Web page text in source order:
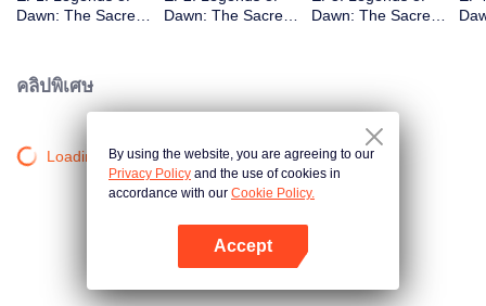
Dawn: The Sacred
Dawn: The Sacred
Dawn: The Sacred
คลิปพิเศษ
Loading…By using the website, you are agreeing to our
Privacy Policy and the use of cookies in
accordance with our Cookie Policy.
Accept